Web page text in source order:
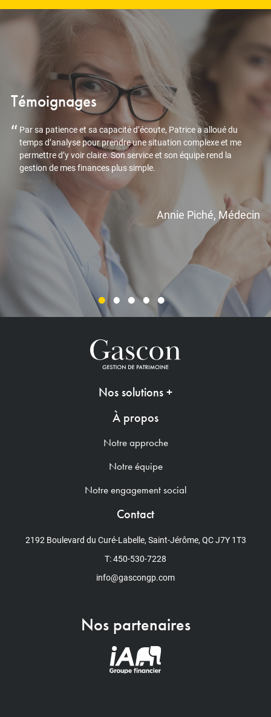
Témoignages
Par sa patience et sa capacité d’écoute, Patrice a alloué du
temps d’analyse pour prendre une situation complexe et me
permettre d’y voir claire. Son service et son équipe rend la
gestion de mes finances plus simple.
Annie Piché, Médecin
Nos solutions +
À propos
Notre approche
Notre équipe
Notre engagement social
Contact
2192 Boulevard du Curé-Labelle, Saint-Jérôme, QC J7Y 1T3
T: 450-530-7228
info@gascongp.com
Nos partenaires